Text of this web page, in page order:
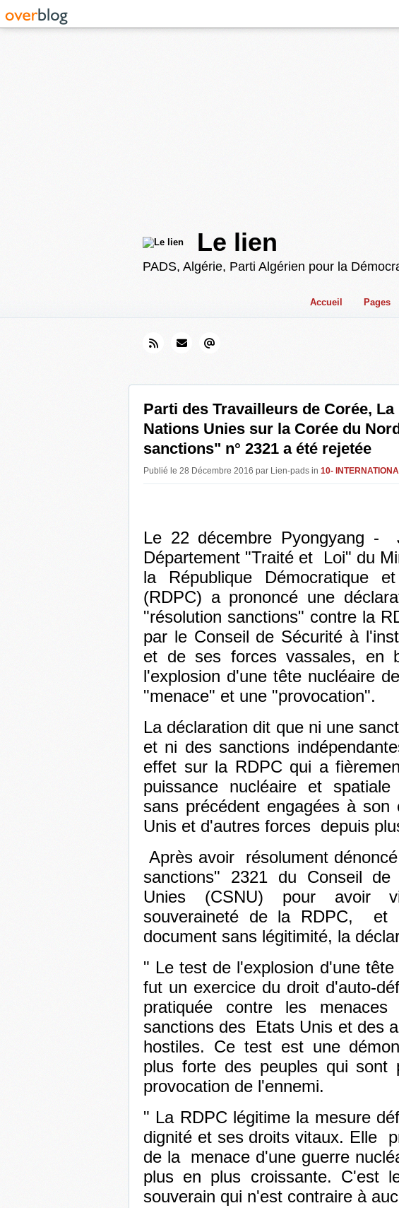
Le lien
PADS, Algérie, Parti Algérien pour la
Accueil Pages
Parti des Travailleurs de Corée,
Nations Unies sur la Corée du
sanctions" n° 2321 a été rejetée
Publié le 28 Décembre 2016 par Lien-pads in 10-
Le 22 décembre Pyongyang -
Département "Traité et Loi" du
la République Démocratique
(RDPC) a prononcé une
"résolution sanctions" contre la
par le Conseil de Sécurité à
et de ses forces vassales, en
l'explosion d'une tête nucléaire
"menace" et une "provocation".
La déclaration dit que ni une
et ni des sanctions
effet sur la RDPC qui a
puissance nucléaire et
sans précédent engagées à
Unis et d'autres forces depuis
Après avoir résolument
sanctions" 2321 du Conseil
Unies (CSNU) pour avoir
souveraineté de la RDPC, et
document sans légitimité, la
" Le test de l'explosion d'une
fut un exercice du droit d'auto-
pratiquée contre les
sanctions des Etats Unis et des
hostiles. Ce test est une
plus forte des peuples qui sont
provocation de l'ennemi.
" La RDPC légitime la mesure
dignité et ses droits vitaux. Elle
de la menace d'une guerre
plus en plus croissante. C'est
souverain qui n'est contraire à